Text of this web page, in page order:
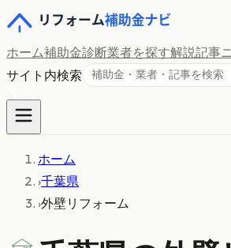
ホーム補助金診断業者を探す解説記事
サイト内検索
ホーム
›千葉県
›外壁リフォーム